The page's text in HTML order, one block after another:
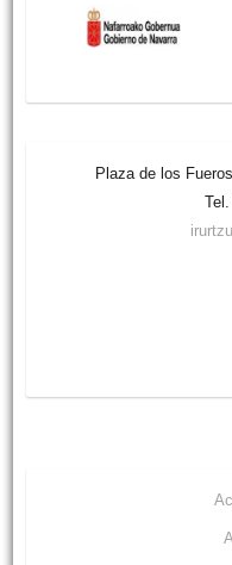
Plaza de los
Tel.